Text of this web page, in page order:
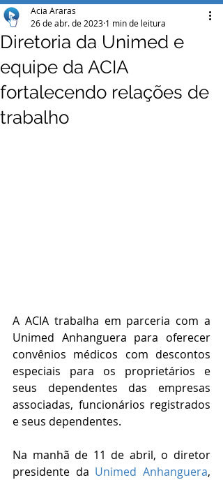
Diretoria da Unimed e
equipe da ACIA
fortalecendo relações de
trabalho
Acia Araras
26 de abr. de 2023 1 min de leitura
A ACIA trabalha em parceria com a
Unimed Anhanguera para oferecer
convênios médicos com descontos
especiais para os proprietários e
seus dependentes das empresas
associadas, funcionários registrados
e seus dependentes.
Na manhã de 11 de abril, o diretor
presidente da Unimed Anhanguera,